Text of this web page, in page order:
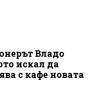
Владо
искал да
с кафе новата